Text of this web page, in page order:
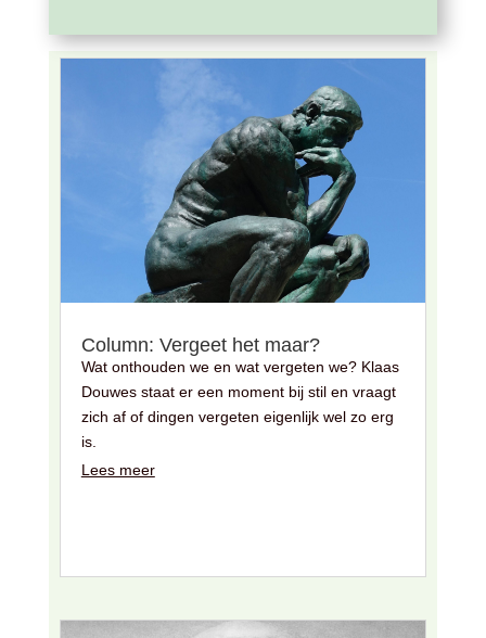
Column: Vergeet het maar?
Wat onthouden we en wat vergeten we? Klaas
Douwes staat er een moment bij stil en vraagt
zich af of dingen vergeten eigenlijk wel zo erg
is.
Lees meer